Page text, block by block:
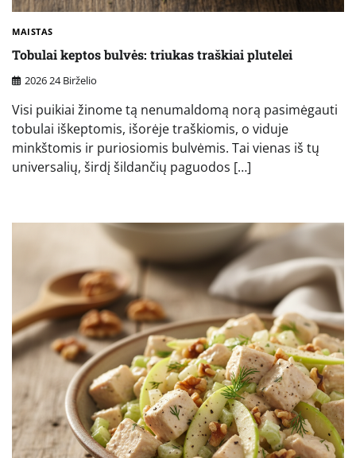
MAISTAS
Tobulai keptos bulvės: triukas traškiai plutelei
2026 24 Birželio
Visi puikiai žinome tą nenumaldomą norą pasimėgauti
tobulai iškeptomis, išorėje traškiomis, o viduje
minkštomis ir puriosiomis bulvėmis. Tai vienas iš tų
universalių, širdį šildančių paguodos […]